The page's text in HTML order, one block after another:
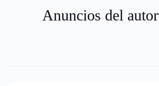
Anuncios del autor